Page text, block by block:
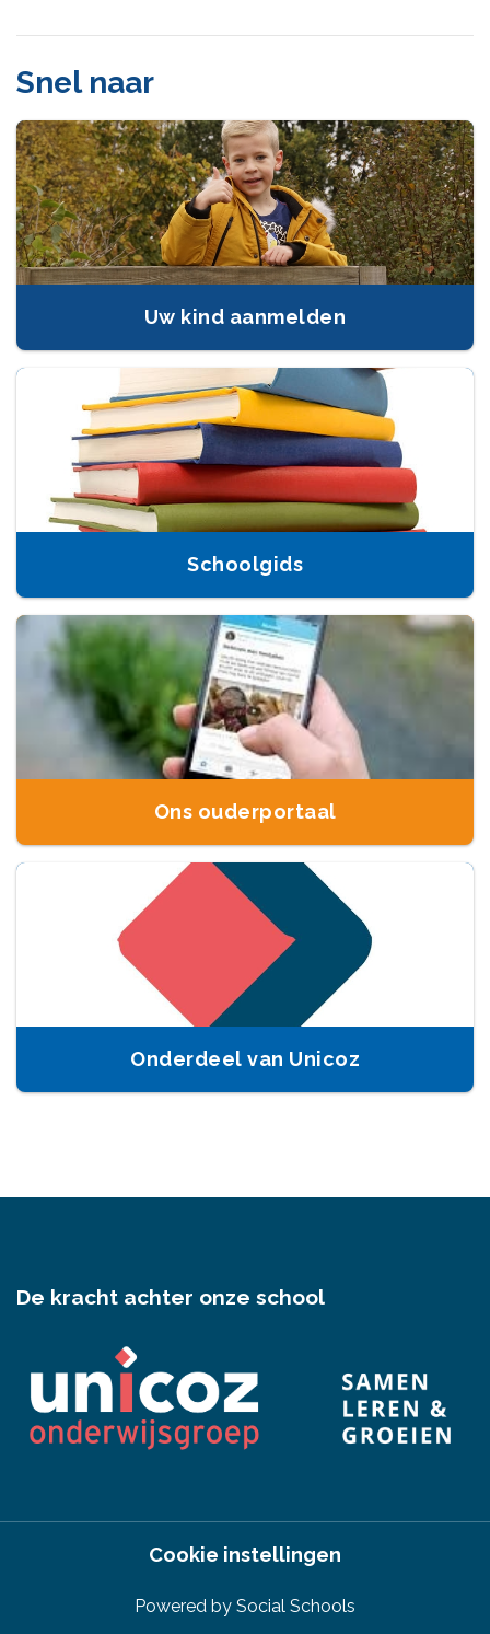
Snel naar
Uw kind aanmelden
Schoolgids
Ons ouderportaal
Onderdeel van Unicoz
De kracht achter onze school
Cookie instellingen
Powered by Social Schools